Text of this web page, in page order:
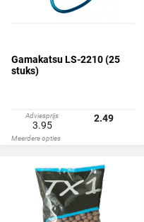
Gamakatsu LS-2210 (25
stuks)
Adviesprijs
3.95
2.49
Meerdere opties